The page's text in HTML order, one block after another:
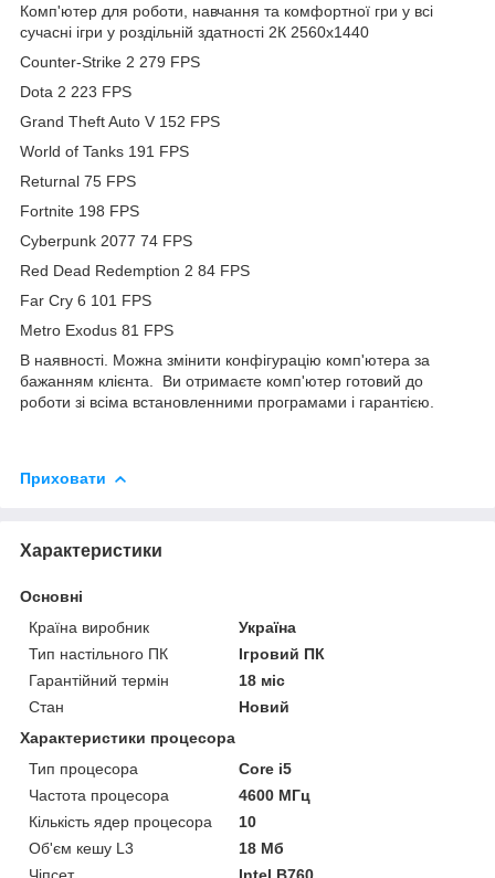
Комп'ютер для роботи, навчання та комфортної гри у всі
сучасні ігри у роздільній здатності 2К 2560x1440
Counter-Strike 2 279 FPS
Dota 2 223 FPS
Grand Theft Auto V 152 FPS
World of Tanks 191 FPS
Returnal 75 FPS
Fortnite 198 FPS
Cyberpunk 2077 74 FPS
Red Dead Redemption 2 84 FPS
Far Cry 6 101 FPS
Metro Exodus 81 FPS
В наявності. Можна змінити конфігурацію комп'ютера за
бажанням клієнта. Ви отримаєте комп'ютер готовий до
роботи зі всіма встановленними програмами і гарантією.
Приховати
Характеристики
Основні
Країна виробник
Україна
Тип настільного ПК
Ігровий ПК
Гарантійний термін
18 міс
Стан
Новий
Характеристики процесора
Тип процесора
Core i5
Частота процесора
4600 МГц
Кількість ядер процесора
10
Об'єм кешу L3
18 Мб
Чіпсет
Intel B760